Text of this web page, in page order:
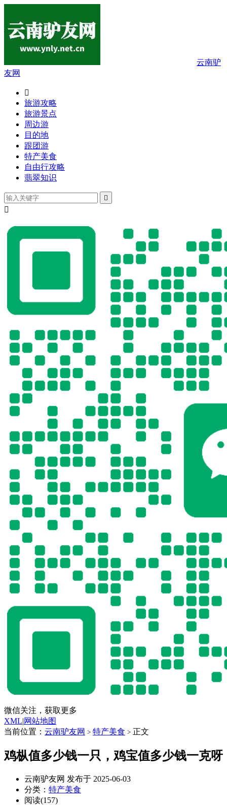
云南驴
友网

旅游攻略
旅游景点
周边游
目的地
跟团游
特产美食
自由行攻略
翡翠知识


微信关注，获取更多
XML|网站地图
当前位置： 云南驴友网 > 特产美食 > 正文
鸡枞值多少钱一只，鸡宝值多少钱一克呀
云南驴友网 发布于 2025-06-03
分类： 特产美食
阅读(157)